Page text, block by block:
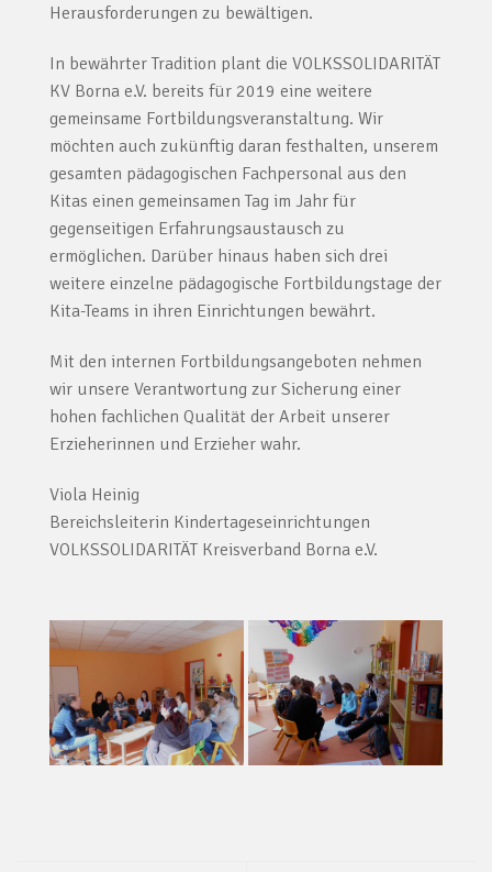
Herausforderungen zu bewältigen.
In bewährter Tradition plant die VOLKSSOLIDARITÄT
KV Borna e.V. bereits für 2019 eine weitere
gemeinsame Fortbildungsveranstaltung. Wir
möchten auch zukünftig daran festhalten, unserem
gesamten pädagogischen Fachpersonal aus den
Kitas einen gemeinsamen Tag im Jahr für
gegenseitigen Erfahrungsaustausch zu
ermöglichen. Darüber hinaus haben sich drei
weitere einzelne pädagogische Fortbildungstage der
Kita-Teams in ihren Einrichtungen bewährt.
Mit den internen Fortbildungsangeboten nehmen
wir unsere Verantwortung zur Sicherung einer
hohen fachlichen Qualität der Arbeit unserer
Erzieherinnen und Erzieher wahr.
Viola Heinig
Bereichsleiterin Kindertageseinrichtungen
VOLKSSOLIDARITÄT Kreisverband Borna e.V.